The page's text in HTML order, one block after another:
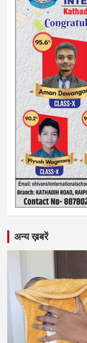
अन्य ख़बरें